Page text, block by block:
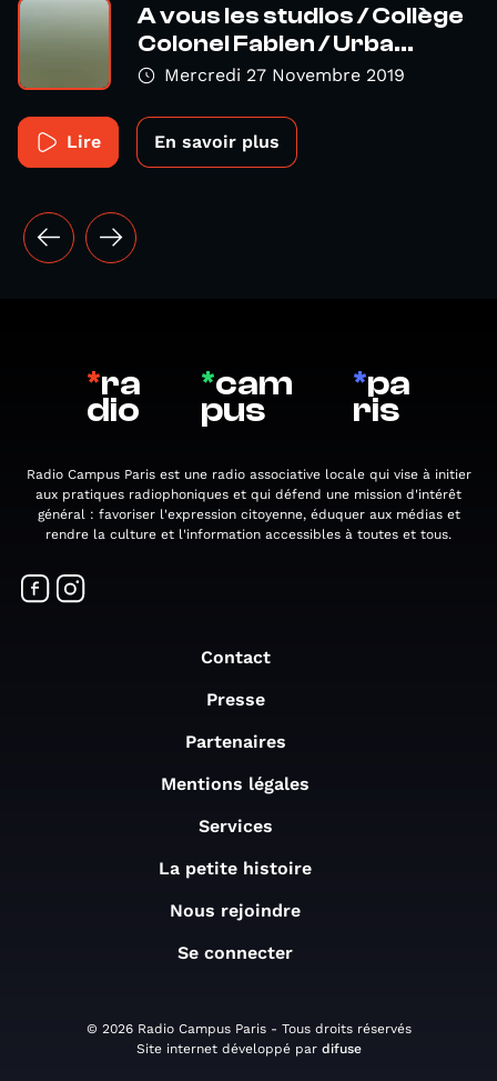
A vous les studios / Collège
Colonel Fabien / Urba...
Mercredi 27 Novembre 2019
Lire En savoir plus
*ra
dio
*cam
pus
*pa
ris
Radio Campus Paris est une radio associative locale qui vise à initier
aux pratiques radiophoniques et qui défend une mission d'intérêt
général : favoriser l'expression citoyenne, éduquer aux médias et
rendre la culture et l'information accessibles à toutes et tous.
Contact
Presse
Partenaires
Mentions légales
Services
La petite histoire
Nous rejoindre
Se connecter
© 2026 Radio Campus Paris - Tous droits réservés
Site internet développé par difuse